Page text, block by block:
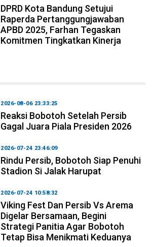
DPRD Kota Bandung Setujui
Raperda Pertanggungjawaban
APBD 2025, Farhan Tegaskan
Komitmen Tingkatkan Kinerja
2026-08-06 23:33:25
Reaksi Bobotoh Setelah Persib
Gagal Juara Piala Presiden 2026
2026-07-24 23:46:09
Rindu Persib, Bobotoh Siap Penuhi
Stadion Si Jalak Harupat
2026-07-24 10:58:32
Viking Fest Dan Persib Vs Arema
Digelar Bersamaan, Begini
Strategi Panitia Agar Bobotoh
Tetap Bisa Menikmati Keduanya